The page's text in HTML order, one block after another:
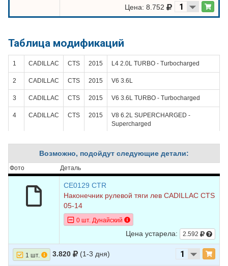
Цена: 8.752
Таблица модификаций
1 CADILLAC CTS 2015 L4 2.0L TURBO - Turbocharged
2 CADILLAC CTS 2015 V6 3.6L
3 CADILLAC CTS 2015 V6 3.6L TURBO - Turbocharged
4 CADILLAC CTS 2015
V8 6.2L SUPERCHARGED -
Supercharged
CTS 2014 V6 3.0L
7 CADILLAC CTS 2014 V6 3.6L
CADILLAC CTS 2014 V6 3.6L TURBO - Turbocharged
CTS
Supercharged
V8 6.2L SUPERCHARGED -
Supercharged
11 CADILLAC
Возможно, подойдут следующие детали:
Фото Деталь
CE0129 CTR
Наконечник рулевой тяги лев CADILLAC CTS
05-14
0 шт. Дунайский
Цена устарела: 2.592
1 шт. 3.820 (1-3 дня)